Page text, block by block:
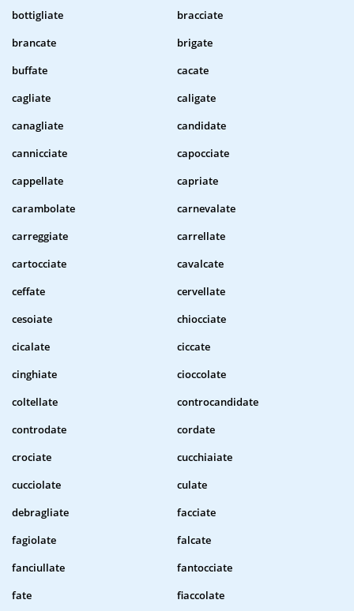
bottigliate
bracciate
brancate
brigate
buffate
cacate
cagliate
caligate
canagliate
candidate
cannicciate
capocciate
cappellate
capriate
carambolate
carnevalate
carreggiate
carrellate
cartocciate
cavalcate
ceffate
cervellate
cesoiate
chiocciate
cicalate
ciccate
cinghiate
cioccolate
coltellate
controcandidate
controdate
cordate
crociate
cucchiaiate
cucciolate
culate
debragliate
facciate
fagiolate
falcate
fanciullate
fantocciate
fate
fiaccolate